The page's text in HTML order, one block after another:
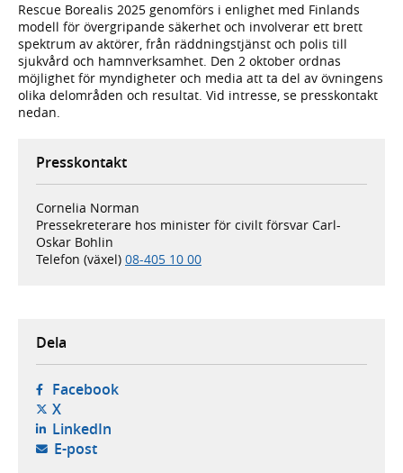
Rescue Borealis 2025 genomförs i enlighet med Finlands
modell för övergripande säkerhet och involverar ett brett
spektrum av aktörer, från räddningstjänst och polis till
sjukvård och hamnverksamhet. Den 2 oktober ordnas
möjlighet för myndigheter och media att ta del av övningens
olika delområden och resultat. Vid intresse, se presskontakt
nedan.
Presskontakt
Cornelia Norman
Pressekreterare hos minister för civilt försvar Carl-
Oskar Bohlin
Telefon (växel) 08-405 10 00
Dela
Facebook- öppnas i ny flik, extern webbplats,
X- öppnas i ny flik, extern webbplats,
LinkedIn- öppnas i ny flik, extern webbplats,
E-post- öppnar din e-postklient,